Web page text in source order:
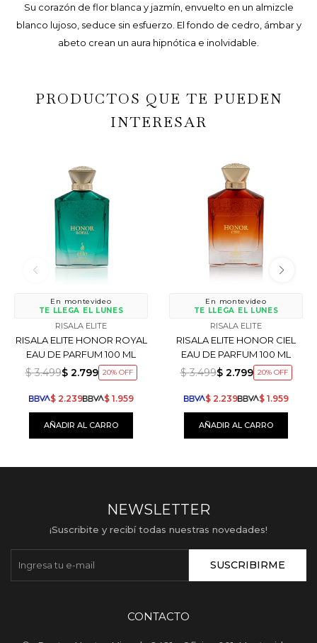
Su corazón de flor blanca y jazmín, envuelto en un almizcle
blanco lujoso, seduce sin esfuerzo. El fondo de cedro, ámbar y
abeto crean un aura hipnótica e inolvidable.
PRODUCTOS QUE TE PUEDEN
INTERESAR
En montevideo
TE LLEGA EL LUNES
RISALA ELITE
RISALA ELITE HONOR ROYAL
EAU DE PARFUM 100 ML
$ 2.799
$ 3.499 20
$ 1.959
$ 2.239
En montevideo
TE LLEGA EL LUNES
RISALA ELITE
RISALA ELITE HONOR CIEL
EAU DE PARFUM 100 ML
$ 2.799
$ 3.499 20
$ 1.959
$ 2.239
CONTACTO
NEWSLETTER
¡Suscribite y recibí todas nuestras novedades!
SUSCRIBIRME